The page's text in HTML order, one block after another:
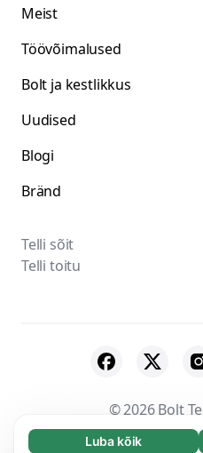
Luba kõik
Meist
Töövõimalused
Bolt ja kestlikkus
Uudised
Blogi
Bränd
Telli sõit
Telli toitu
© 2026 Bolt